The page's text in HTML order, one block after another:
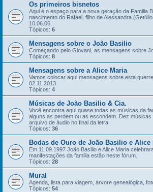
Os primeiros bisnetos
Aqui é o espaço para a nova geração da Familia
nascimento do Rafael, filho de Alessandra
10.06.06.
Tópicos: 6
Mensagens sobre o João Basilio
Começando pelo Giovani, as mensagens sobre
Tópicos: 8
Mensagens sobre a Alice Maria
Vamos colocar aqui mensagens sobre esta
02.11.2013
Tópicos: 4
Músicas de João Basilio & Cia.
Você encontra aqui quase todas as músicas da
alguns as perdem ou as escondem. Dez músicas
arquivo de áudio no final da letra.
Tópicos: 36
Bodas de Ouro de João Basilio e Alice
Em 11.09.1997 João Basilio e Alice Maria
manifestações da familia estão neste fórum.
Tópicos: 28
Mural
Agenda, lista para viagem, árvore genealógica,
Tópicos: 54